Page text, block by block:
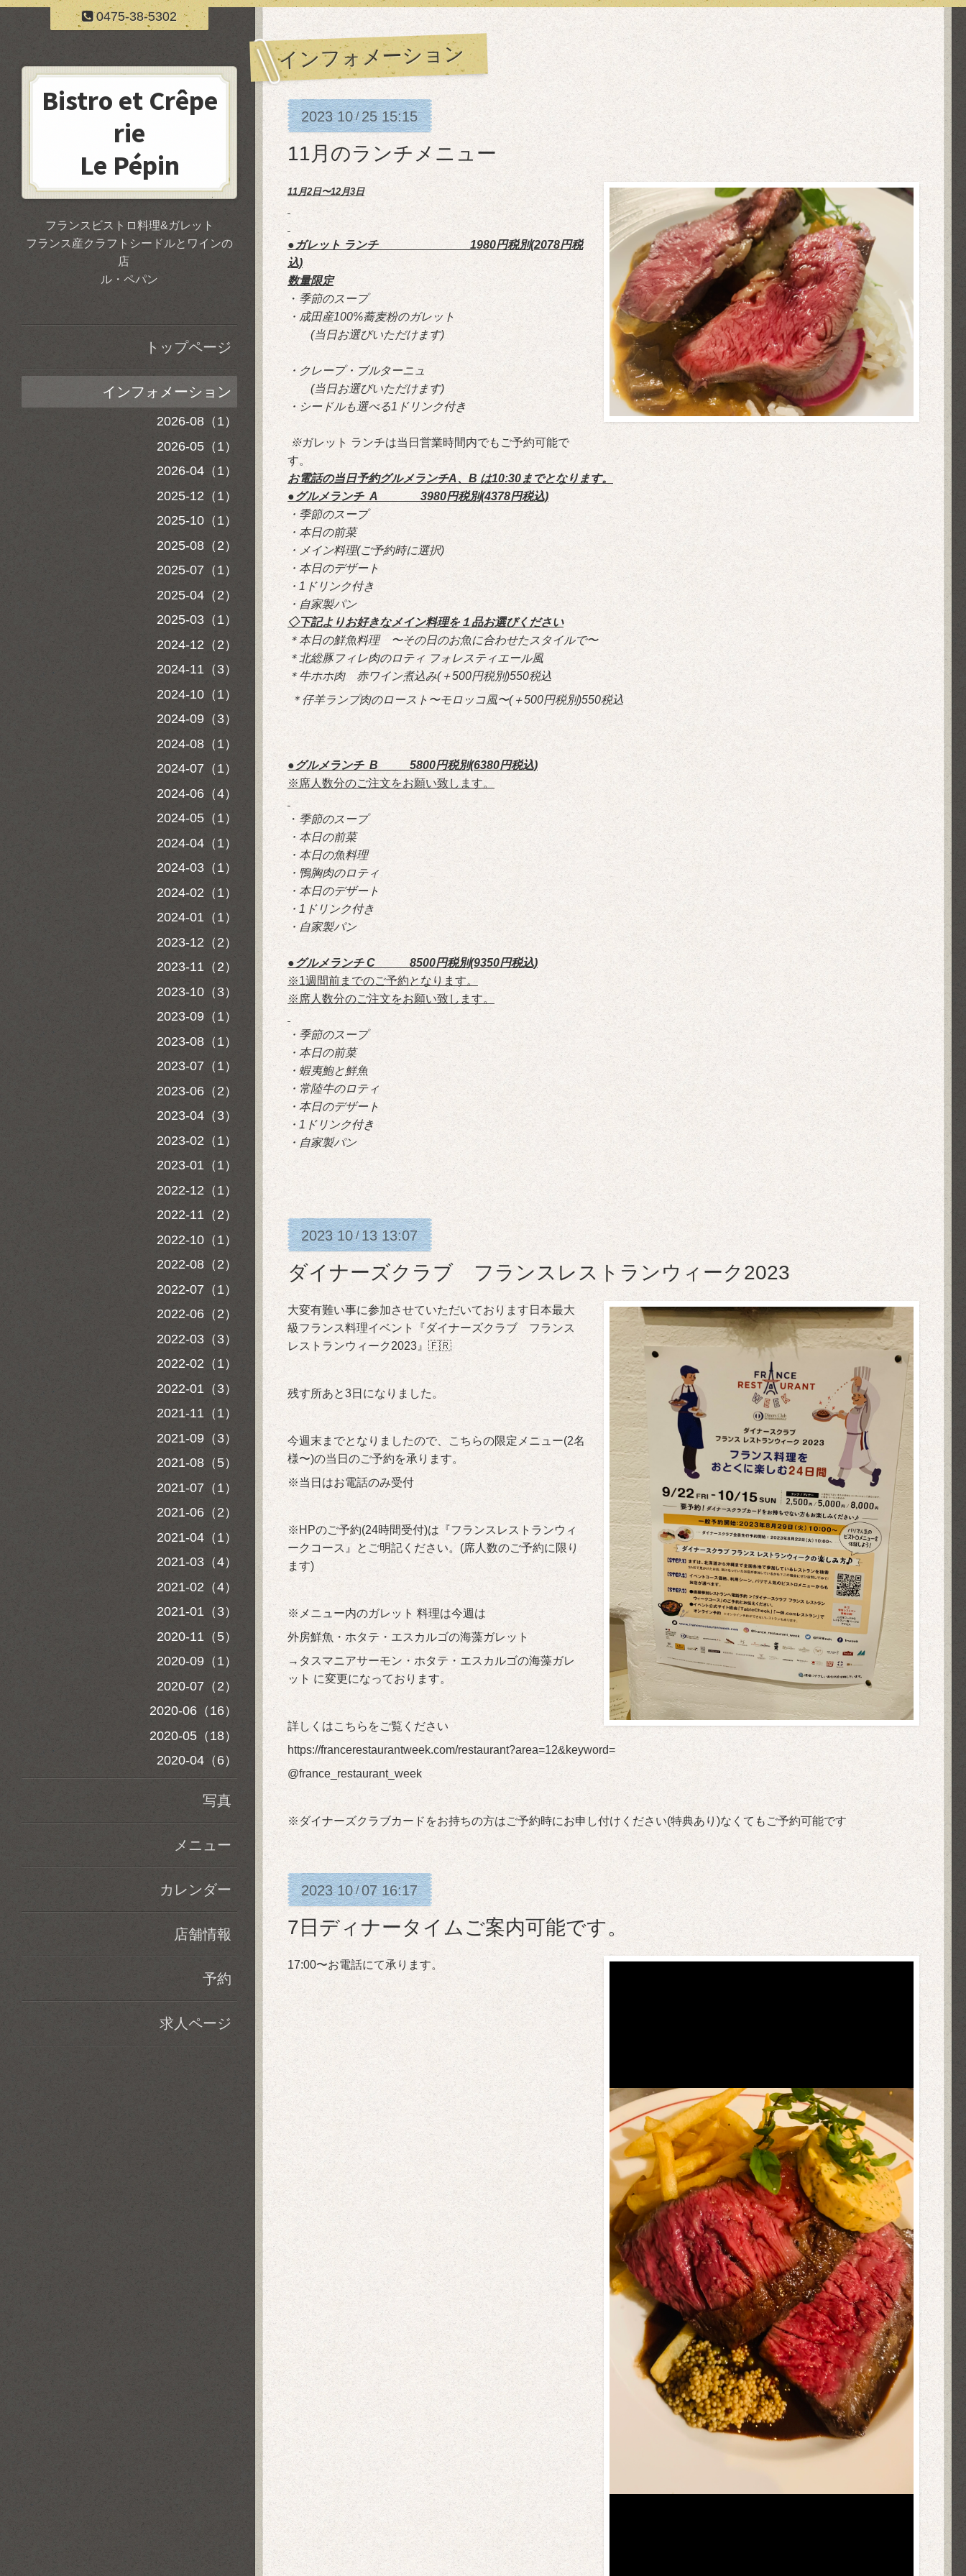
0475-38-5302
インフォメーション
2023 10/ 25 15:15
11月のランチメニュー
11月2日〜12月3日
●ガレット ランチ 1980円税別(2078円税
込)
数量限定
・ 季節のスープ
・成田産100%蕎麦粉のガレット
(当日お選びいただけます)
・クレープ・ブルターニュ
(当日お選びいただけます)
・シードルも選べる1ドリンク付き
※ガレット ランチは当日営業時間内でもご予約可能で
す。
お電話の当日予約グルメランチA、B は10:30までとなります。
●グルメランチ A 3980円税別(4378円税込)
・季節のスープ
・本日の前菜
・メイン料理(ご予約時に選択)
・本日のデザート
・1ドリンク付き
・自家製パン
◇下記よりお好きなメイン料理を１品お選びください
＊本日の鮮魚料理 〜その日のお魚に合わせたスタイルで〜
＊北総豚フィレ肉のロティ フォレスティエール風
＊牛ホホ肉 赤ワイン煮込み(＋500円税別)550税込
＊仔羊ランプ肉のロースト〜モロッコ風〜(＋500円税別)550税込
●グルメランチ B 5800円税別(6380円税込)
※席人数分のご注文をお願い致します。
・ 季節のスープ
・本日の前菜
・本日の魚料理
・鴨胸肉のロティ
・本日のデザート
・1ドリンク付き
・自家製パン
●グルメランチ C 8500円税別(9350円税込)
※1週間前までのご予約となります。
※席人数分のご注文をお願い致します。
・季節のスープ
・本日の前菜
・蝦夷鮑と鮮魚
・常陸牛のロティ
・本日のデザート
・1ドリンク付き
・自家製パン
2023 10/ 13 13:07
ダイナーズクラブ フランスレストランウィーク2023
大変有難い事に参加させていただいております日本最大
級フランス料理イベント『ダイナーズクラブ フランス
レストランウィーク2023』🇫🇷
残す所あと3日になりました。
今週末までとなりましたので、こちらの限定メニュー(2名
様〜)の当日のご予約を承ります。
※当日はお電話のみ受付
※HPのご予約(24時間受付)は『フランスレストランウィ
ークコース』とご明記ください。(席人数のご予約に限り
ます)
※メニュー内のガレット 料理は今週は
外房鮮魚・ホタテ・エスカルゴの海藻ガレット
→タスマニアサーモン・ホタテ・エスカルゴの海藻ガレ
ット に変更になっております。
詳しくはこちらをご覧ください
https://francerestaurantweek.com/restaurant?area=12&keyword=
@france_restaurant_week
※ダイナーズクラブカードをお持ちの方はご予約時にお申し付けください(特典あり)なくてもご予約可能です
2023 10/07 16:17
7日ディナータイムご案内可能です。
17:00〜お電話にて承ります。
Bistro et Crêpe
rie
Le Pépin
フランスビストロ料理&ガレット
フランス産クラフトシードルとワインの
店
ル・ペパン
トップページ
インフォメーション
2026-08（1）
2026-05（1）
2026-04（1）
2025-12（1）
2025-10（1）
2025-08（2）
2025-07（1）
2025-04（2）
2025-03（1）
2024-12（2）
2024-11（3）
2024-10（1）
2024-09（3）
2024-08（1）
2024-07（1）
2024-06（4）
2024-05（1）
2024-04（1）
2024-03（1）
2024-02（1）
2024-01（1）
2023-12（2）
2023-11（2）
2023-10（3）
2023-09（1）
2023-08（1）
2023-07（1）
2023-06（2）
2023-04（3）
2023-02（1）
2023-01（1）
2022-12（1）
2022-11（2）
2022-10（1）
2022-08（2）
2022-07（1）
2022-06（2）
2022-03（3）
2022-02（1）
2022-01（3）
2021-11（1）
2021-09（3）
2021-08（5）
2021-07（1）
2021-06（2）
2021-04（1）
2021-03（4）
2021-02（4）
2021-01（3）
2020-11（5）
2020-09（1）
2020-07（2）
2020-06（16）
2020-05（18）
2020-04（6）
写真
メニュー
カレンダー
店舗情報
予約
求人ページ